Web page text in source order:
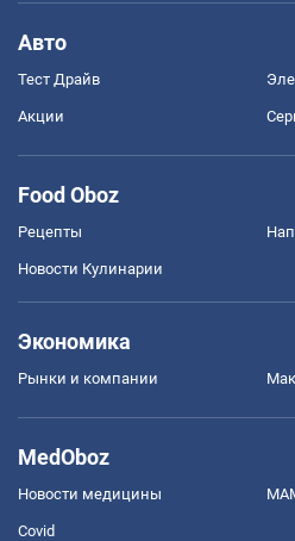
Авто
Тест Драйв
Акции
Food Oboz
Рецепты
Новости Кулинарии
Экономика
Рынки и компании
MedOboz
Новости медицины
Covid